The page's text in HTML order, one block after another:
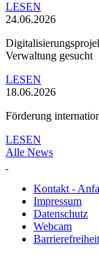
LESEN
24.06.2026
Verwaltung gesucht
LESEN
18.06.2026
Förderung
LESEN
Alle News
Kontakt -
Impressum
Datenschutz
Webcam
Barrierefreiheit